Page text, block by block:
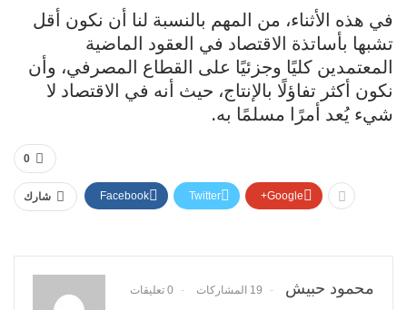
في هذه الأثناء، من المهم بالنسبة لنا أن نكون أقل
تشبها بأساتذة الاقتصاد في العقود الماضية
المعتمدين كليًا وجزئيًا على القطاع المصرفي، وأن
نكون أكثر تفاؤلًا بالإنتاج، حيث أنه في الاقتصاد لا
شيء يُعد أمرًا مسلمًا به.
0
شارك Facebook Twitter Google+
محمود حبيش 19 المشاركات 0 تعليقات